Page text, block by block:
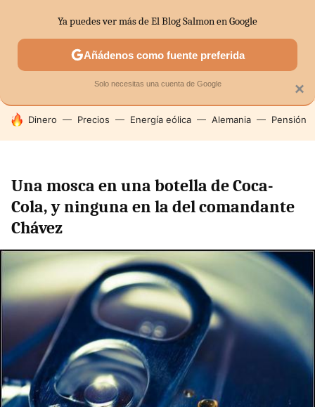
SECTORES ECONOMÍA DOMÉSTICA MERCADOS
HOY SE HABLA DE
Dinero Precios Energía eólica Alemania Pensión
Una mosca en una botella de Coca-
Cola, y ninguna en la del comandante
Chávez
×
Ya puedes ver más de El Blog Salmon en Google
Añádenos como fuente preferida
Solo necesitas una cuenta de Google